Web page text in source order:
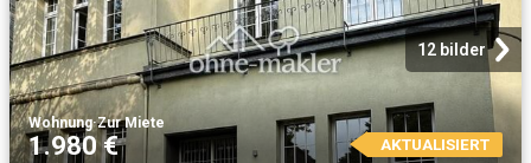
12 bilder
Wohnung·Zur Miete
1.980 € AKTUALISIERT